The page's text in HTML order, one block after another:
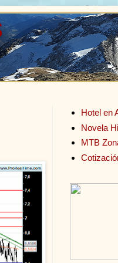
Hotel en
Novela
MTB